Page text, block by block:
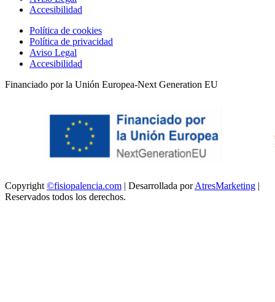
Accesibilidad
Política de cookies
Política de privacidad
Aviso Legal
Accesibilidad
Financiado por la Unión Europea-Next Generation EU
Copyright ©fisiopalencia.com | Desarrollada porAtresMarketing |
Reservados todos los derechos.